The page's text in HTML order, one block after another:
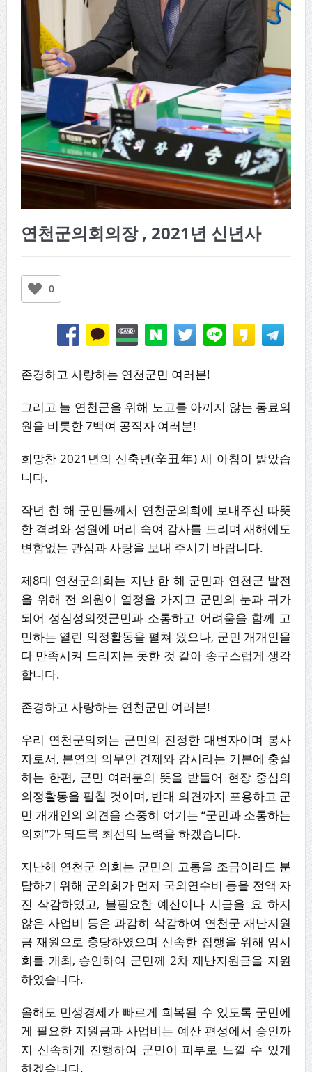
연천군의회의장 , 2021년 신년사
0
존경하고 사랑하는 연천군민 여러분!
그리고 늘 연천군을 위해 노고를 아끼지 않는 동료의
원을 비롯한 7백여 공직자 여러분!
희망찬 2021년의 신축년(辛丑年) 새 아침이 밝았습
니다.
작년 한 해 군민들께서 연천군의회에 보내주신 따뜻
한 격려와 성원에 머리 숙여 감사를 드리며 새해에도
변함없는 관심과 사랑을 보내 주시기 바랍니다.
제8대 연천군의회는 지난 한 해 군민과 연천군 발전
을 위해 전 의원이 열정을 가지고 군민의 눈과 귀가
되어 성심성의껏군민과 소통하고 어려움을 함께 고
민하는 열린 의정활동을 펼쳐 왔으나, 군민 개개인을
다 만족시켜 드리지는 못한 것 같아 송구스럽게 생각
합니다.
존경하고 사랑하는 연천군민 여러분!
우리 연천군의회는 군민의 진정한 대변자이며 봉사
자로서, 본연의 의무인 견제와 감시라는 기본에 충실
하는 한편, 군민 여러분의 뜻을 받들어 현장 중심의
의정활동을 펼칠 것이며, 반대 의견까지 포용하고 군
민 개개인의 의견을 소중히 여기는 “군민과 소통하는
의회”가 되도록 최선의 노력을 하겠습니다.
지난해 연천군 의회는 군민의 고통을 조금이라도 분
담하기 위해 군의회가 먼저 국외연수비 등을 전액 자
진 삭감하였고, 불필요한 예산이나 시급을 요 하지
않은 사업비 등은 과감히 삭감하여 연천군 재난지원
금 재원으로 충당하였으며 신속한 집행을 위해 임시
회를 개최, 승인하여 군민께 2차 재난지원금을 지원
하였습니다.
올해도 민생경제가 빠르게 회복될 수 있도록 군민에
게 필요한 지원금과 사업비는 예산 편성에서 승인까
지 신속하게 진행하여 군민이 피부로 느낄 수 있게
하겠습니다.